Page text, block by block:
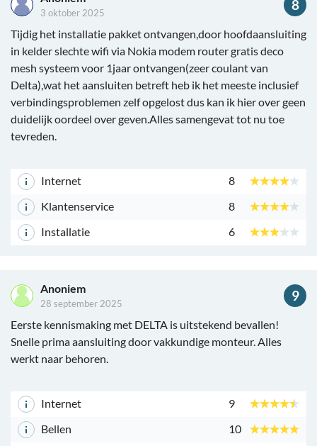
8
3 oktober 2025
Tijdig het installatie pakket ontvangen,door hoofdaansluiting
in kelder slechte wifi via Nokia modem router gratis deco
mesh systeem voor 1jaar ontvangen(zeer coulant van
Delta),wat het aansluiten betreft heb ik het meeste inclusief
verbindingsproblemen zelf opgelost dus kan ik hier over geen
duidelijk oordeel over geven.Alles samengevat tot nu toe
tevreden.
Internet
8
Klantenservice
8
Installatie
6
9
Anoniem
28 september 2025
Eerste kennismaking met DELTA is uitstekend bevallen!
Snelle prima aansluiting door vakkundige monteur. Alles
werkt naar behoren.
Internet
9
Bellen
10